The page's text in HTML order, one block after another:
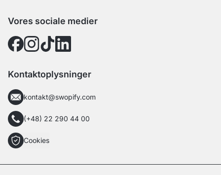
Vores sociale medier
Kontaktoplysninger
kontakt@swopify.com
(+48) 22 290 44 00
Cookies